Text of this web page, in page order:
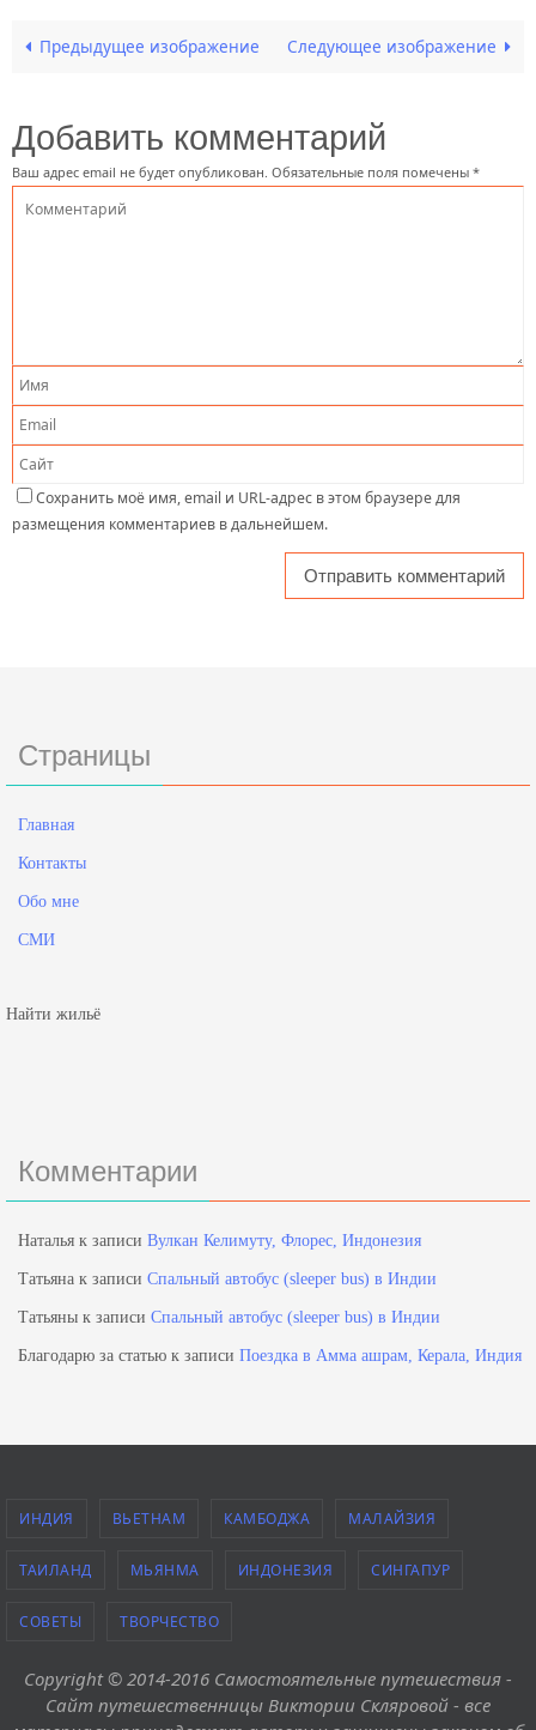
Предыдущее изображение Следующее изображение
Добавить комментарий
Ваш адрес email не будет опубликован. Обязательные поля помечены *
Сохранить моё имя, email и URL-адрес в этом браузере для
размещения комментариев в дальнейшем.
Страницы
Главная
Контакты
Обо мне
СМИ
Найти жильё
Комментарии
Наталья к записи Вулкан Келимуту, Флорес, Индонезия
Татьяна к записи Спальный автобус (sleeper bus) в Индии
Татьяны к записи Спальный автобус (sleeper bus) в Индии
Благодарю за статью к записи Поездка в Амма ашрам, Керала, Индия
ИНДИЯ ВЬЕТНАМ КАМБОДЖА МАЛАЙЗИЯ
ТАИЛАНД МЬЯНМА ИНДОНЕЗИЯ СИНГАПУР
СОВЕТЫ ТВОРЧЕСТВО
Copyright © 2014-2016 Самостоятельные путешествия -
Сайт путешественницы Виктории Скляровой - все